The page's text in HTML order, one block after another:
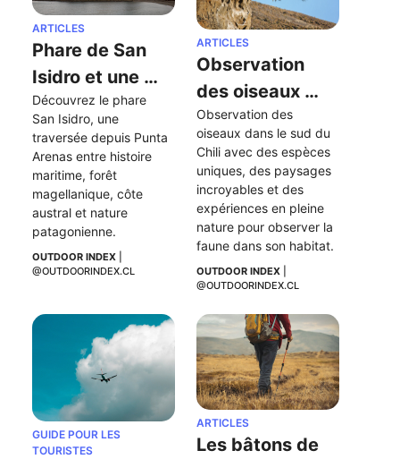
ARTICLES
Phare de San
Isidro et une
traversée au
sud extrême de
la péninsule de
Brunswick
Découvrez le phare
San Isidro, une
traversée depuis Punta
Arenas entre histoire
maritime, forêt
magellanique, côte
austral et nature
patagonienne.
OUTDOOR INDEX
@OUTDOORINDEX.CL
ARTICLES
Observation
des oiseaux
dans le sud du
Chili
Observation des
oiseaux dans le sud du
Chili avec des espèces
uniques, des paysages
incroyables et des
expériences en pleine
nature pour observer la
faune dans son habitat.
OUTDOOR INDEX
@OUTDOORINDEX.CL
GUIDE POUR LES
TOURISTES
ARTICLES
Les bâtons de